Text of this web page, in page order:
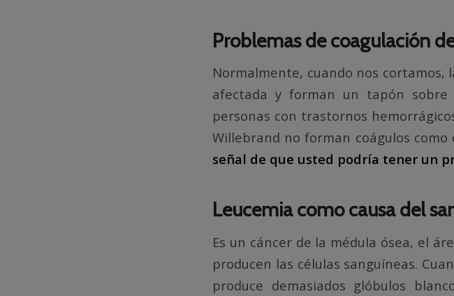
Problemas de coagulación
Normalmente, cuando nos
afectada y forman un tapón
personas con trastornos
Willebrand no forman coágulos como
señal de que usted podría tener un
Leucemia como causa del
Es un cáncer de la médula ósea, el
producen las células sanguíneas.
produce demasiados glóbulos